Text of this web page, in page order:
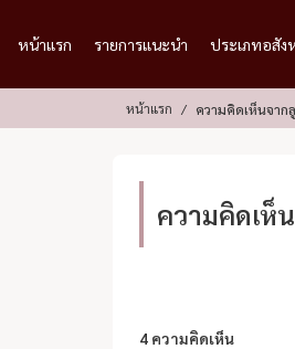
หน้าแรก รายการแนะนำ ประเภทอสัง
หน้าแรก ความคิดเห็นจาก
ความคิดเห็
4 ความคิดเห็น